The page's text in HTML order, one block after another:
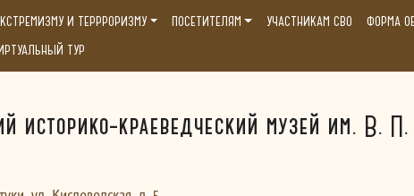
И ТЕРРРОРИЗМУ ПОСЕТИТЕЛЯМ УЧАСТНИКАМ СВО ФОРМА
ТУР
историко-краеведческий музей им. В. П.